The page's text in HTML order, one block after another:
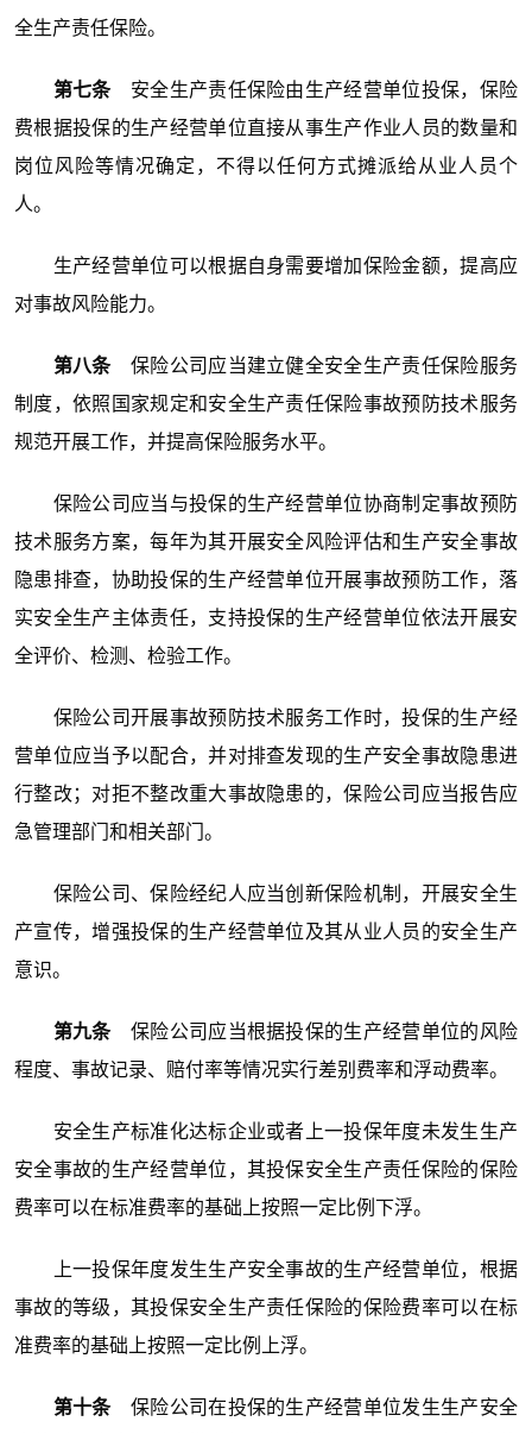
全生产责任保险。
第七条安全生产责任保险由生产经营单位投保，保险
费根据投保的生产经营单位直接从事生产作业人员的数量和
岗位风险等情况确定，不得以任何方式摊派给从业人员个
人。
生产经营单位可以根据自身需要增加保险金额，提高应
对事故风险能力。
第八条保险公司应当建立健全安全生产责任保险服务
制度，依照国家规定和安全生产责任保险事故预防技术服务
规范开展工作，并提高保险服务水平。
保险公司应当与投保的生产经营单位协商制定事故预防
技术服务方案，每年为其开展安全风险评估和生产安全事故
隐患排查，协助投保的生产经营单位开展事故预防工作，落
实安全生产主体责任，支持投保的生产经营单位依法开展安
全评价、检测、检验工作。
保险公司开展事故预防技术服务工作时，投保的生产经
营单位应当予以配合，并对排查发现的生产安全事故隐患进
行整改；对拒不整改重大事故隐患的，保险公司应当报告应
急管理部门和相关部门。
保险公司、保险经纪人应当创新保险机制，开展安全生
产宣传，增强投保的生产经营单位及其从业人员的安全生产
意识。
第九条 保险公司应当根据投保的生产经营单位的风险
程度、事故记录、赔付率等情况实行差别费率和浮动费率。
安全生产标准化达标企业或者上一投保年度未发生生产
安全事故的生产经营单位，其投保安全生产责任保险的保险
费率可以在标准费率的基础上按照一定比例下浮。
上一投保年度发生生产安全事故的生产经营单位，根据
事故的等级，其投保安全生产责任保险的保险费率可以在标
准费率的基础上按照一定比例上浮。
第十条保险公司在投保的生产经营单位发生生产安全